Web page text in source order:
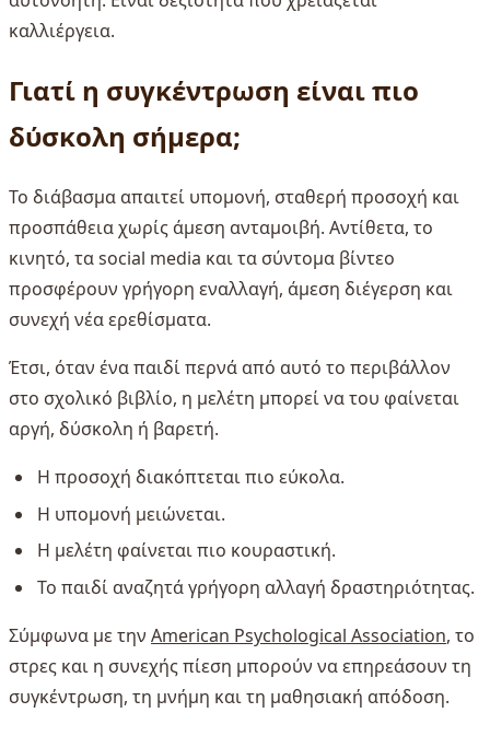
καλλιέργεια.
Γιατί η συγκέντρωση είναι πιο
δύσκολη σήμερα;
Το διάβασμα απαιτεί υπομονή, σταθερή προσοχή και
προσπάθεια χωρίς άμεση ανταμοιβή. Αντίθετα, το
κινητό, τα social media και τα σύντομα βίντεο
προσφέρουν γρήγορη εναλλαγή, άμεση διέγερση και
συνεχή νέα ερεθίσματα.
Έτσι, όταν ένα παιδί περνά από αυτό το περιβάλλον
στο σχολικό βιβλίο, η μελέτη μπορεί να του φαίνεται
αργή, δύσκολη ή βαρετή.
Η προσοχή διακόπτεται πιο εύκολα.
Η υπομονή μειώνεται.
Η μελέτη φαίνεται πιο κουραστική.
Το παιδί αναζητά γρήγορη αλλαγή δραστηριότητας.
Σύμφωνα με την American Psychological Association, το
στρες και η συνεχής πίεση μπορούν να επηρεάσουν τη
συγκέντρωση, τη μνήμη και τη μαθησιακή απόδοση.